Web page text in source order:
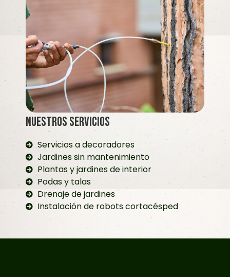
Nuestros servicios
Servicios a decoradores
Jardines sin mantenimiento
Plantas y jardines de interior
Podas y talas
Drenaje de jardines
Instalación de robots cortacésped